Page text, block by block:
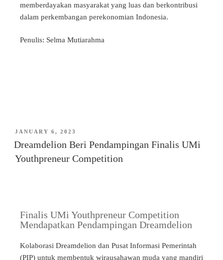
memberdayakan masyarakat yang luas dan berkontribusi
dalam perkembangan perekonomian Indonesia.
Penulis: Selma Mutiarahma
JANUARY 6, 2023
Dreamdelion Beri Pendampingan Finalis UMi
Youthpreneur Competition
Finalis UMi Youthpreneur Competition
Mendapatkan Pendampingan Dreamdelion
Kolaborasi Dreamdelion dan Pusat Informasi Pemerintah
(PIP) untuk membentuk wirausahawan muda yang mandiri